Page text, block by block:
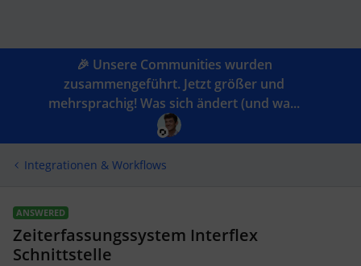
🎉 Unsere Communities wurden
zusammengeführt. Jetzt größer und
mehrsprachig! Was sich ändert (und wa...
Integrationen & Workflows
ANSWERED
Zeiterfassungssystem Interflex
Schnittstelle